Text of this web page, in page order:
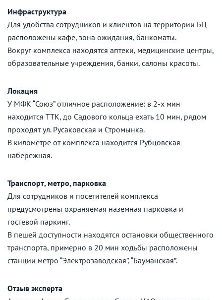
Инфраструктура
Для удобства сотрудников и клиентов на территории БЦ
расположены кафе, зона ожидания, банкоматы.
Вокруг комплекса находятся аптеки, медицинские центры,
образовательные учреждения, банки, салоны красоты.
Локация
У МФК “Союз” отличное расположение: в 2-х мин
находится ТТК, до Садового кольца ехать 10 мин, рядом
проходят ул. Русаковская и Стромынка.
В километре от комплекса находится Рубцовская
набережная.
Транспорт, метро, парковка
Для сотрудников и посетителей комплекса
предусмотрены охраняемая наземная парковка и
гостевой паркинг.
В пешей доступности находятся остановки общественного
транспорта, примерно в 20 мин ходьбы расположены
станции метро “Электрозаводская”, “Бауманская”.
Отзыв эксперта